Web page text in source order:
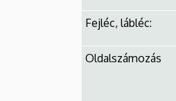
Fejléc, lábléc:
Oldalszámozás